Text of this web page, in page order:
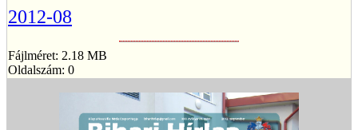
2012-08
Fájlméret: 2.18 MB
Oldalszám: 0